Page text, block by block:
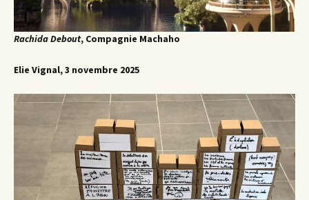
Rachida Debout, Compagnie Machaho
Elie Vignal, 3 novembre 2025